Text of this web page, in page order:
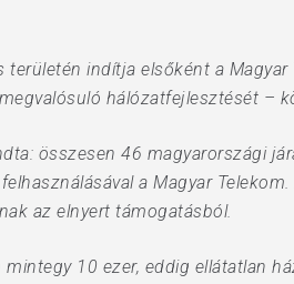
területén indítja elsőként a
hálózatfejlesztését –
összesen 46 magyarországi
a Magyar
az elnyert támogatásból.
mintegy 10 ezer, eddig ellátatlan